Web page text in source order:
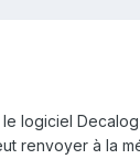
logiciel
renvoyer à la